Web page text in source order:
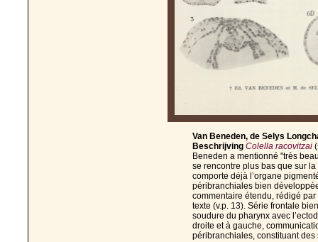
Van Beneden, de Selys
Beschrijving Colella racovitzai
Beneden a mentionné "très
se rencontre plus bas que sur
comporte déjà l’organe
péribranchiales bien
commentaire étendu, rédigé
texte (v.p. 13). Série frontale
soudure du pharynx avec
droite et à gauche,
péribranchiales, constituant